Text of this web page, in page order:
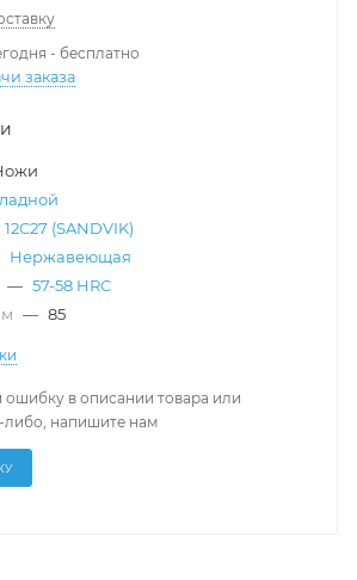
- бесплатно
заказа
12C27 (SANDVIK)
Нержавеющая
— 57-58 HRC
— 85
ошибку в описании товара или
либо, напишите нам